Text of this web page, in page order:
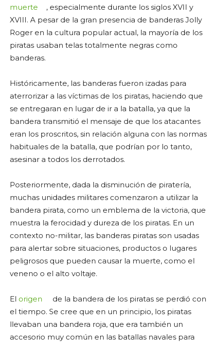
muerte
, especialmente durante los siglos XVII y
XVIII. A pesar de la gran presencia de banderas Jolly
Roger en la cultura popular actual, la mayoría de los
piratas usaban telas totalmente negras como
banderas.
Históricamente, las banderas fueron izadas para
aterrorizar a las víctimas de los piratas, haciendo que
se entregaran en lugar de ir a la batalla, ya que la
bandera transmitió el mensaje de que los atacantes
eran los proscritos, sin relación alguna con las normas
habituales de la batalla, que podrían por lo tanto,
asesinar a todos los derrotados.
Posteriormente, dada la disminución de piratería,
muchas unidades militares comenzaron a utilizar la
bandera pirata, como un emblema de la victoria, que
muestra la ferocidad y dureza de los piratas. En un
contexto no-militar, las banderas piratas son usadas
para alertar sobre situaciones, productos o lugares
peligrosos que pueden causar la muerte, como el
veneno o el alto voltaje.
El origen
de la bandera de los piratas se perdió con
el tiempo. Se cree que en un principio, los piratas
llevaban una bandera roja, que era también un
accesorio muy común en las batallas navales para